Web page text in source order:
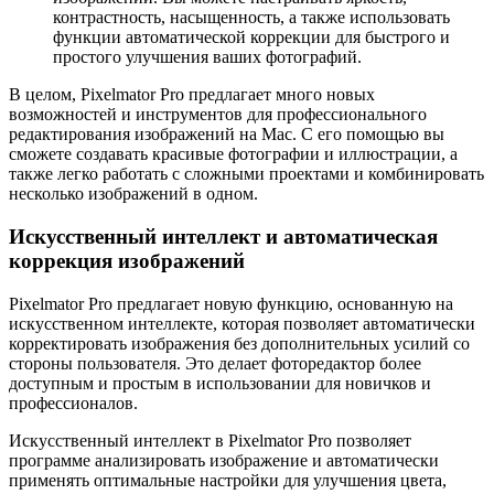
контрастность, насыщенность, а также использовать
функции автоматической коррекции для быстрого и
простого улучшения ваших фотографий.
В целом, Pixelmator Pro предлагает много новых
возможностей и инструментов для профессионального
редактирования изображений на Mac. С его помощью вы
сможете создавать красивые фотографии и иллюстрации, а
также легко работать с сложными проектами и комбинировать
несколько изображений в одном.
Искусственный интеллект и автоматическая
коррекция изображений
Pixelmator Pro предлагает новую функцию, основанную на
искусственном интеллекте, которая позволяет автоматически
корректировать изображения без дополнительных усилий со
стороны пользователя. Это делает фоторедактор более
доступным и простым в использовании для новичков и
профессионалов.
Искусственный интеллект в Pixelmator Pro позволяет
программе анализировать изображение и автоматически
применять оптимальные настройки для улучшения цвета,